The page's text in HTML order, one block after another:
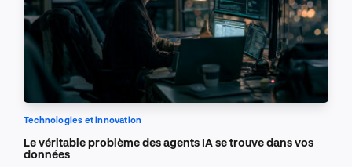
Technologies et innovation
Le véritable problème des agents IA se trouve dans vos
données